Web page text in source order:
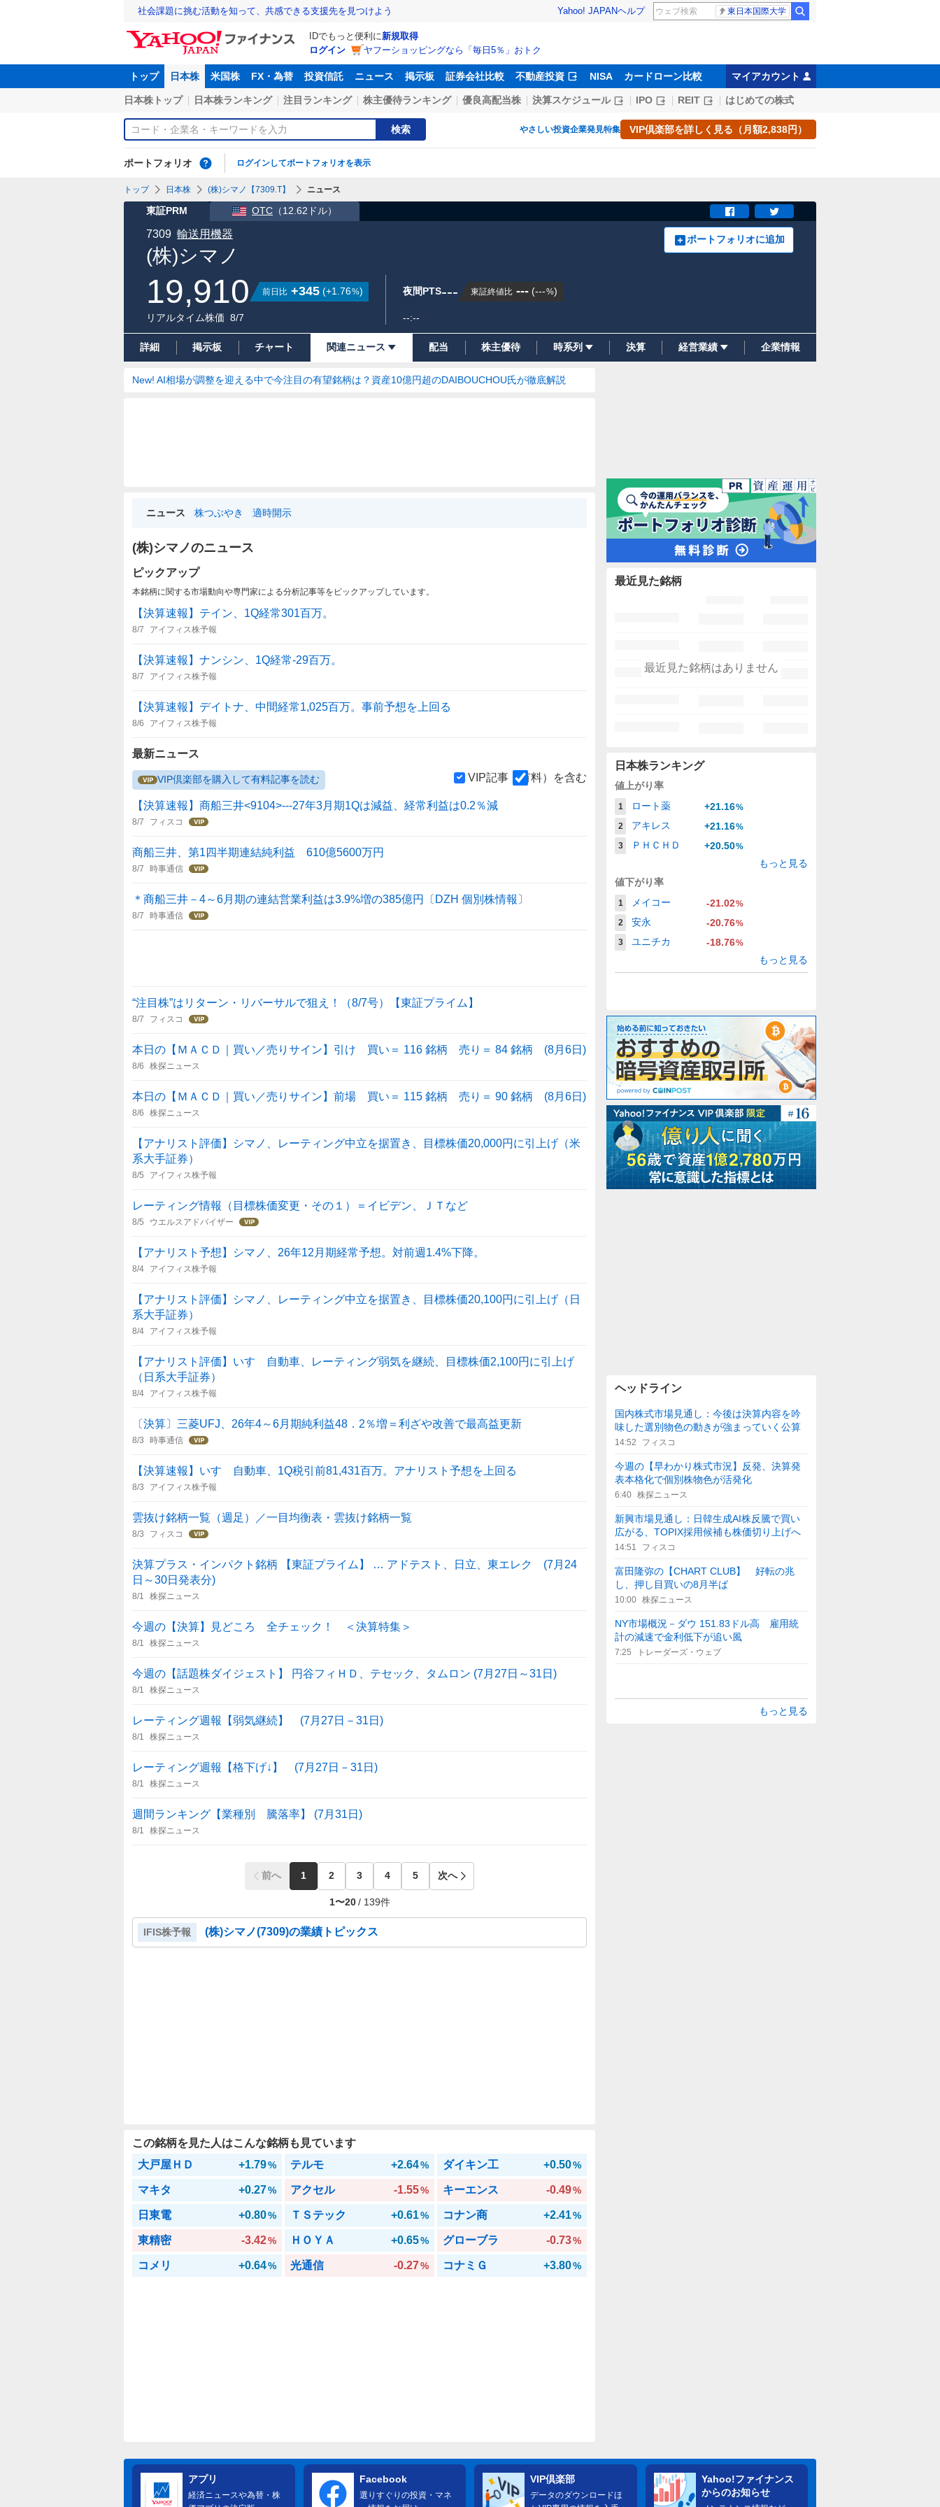
社会課題に挑む活動を知って、共感できる支援先を見つけよう Yahoo! JAPANヘルプ 東日本国際大学
IDでもっと便利に新規取得
ログイン
ヤフーショッピングなら「毎日5％」おトク
トップ 日本株 米国株 FX・為替 投資信託 ニュース 掲示板 証券会社比較 不動産投資 NISA カードローン比較 マイアカウント
日本株トップ 日本株ランキング 注目ランキング 株主優待ランキング 優良高配当株 決算スケジュール IPO REIT はじめての株式
検索 やさしい投資企業発見特集 VIP倶楽部を詳しく見る（月額2,838円）
ポートフォリオ ログインしてポートフォリオを表示
トップ 日本株 (株)シマノ【7309.T】 ニュース
東証PRM OTC （12.62ドル）
(株)シマノ
7309 輸送用機器 ポートフォリオに追加
19,910 前日比 +345 (+1.76%)
リアルタイム株価 8/7
夜間PTS--- 東証終値比 --- (---%)
--:--
詳細 掲示板 チャート 関連ニュース 配当 株主優待 時系列 決算 経営業績 企業情報
New! AI相場が調整を迎える中で今注目の有望銘柄は？資産10億円超のDAIBOUCHOU氏が徹底解説
ニュース 株つぶやき 適時開示
(株)シマノのニュース
ピックアップ
本銘柄に関する市場動向や専門家による分析記事等をピックアップしています。
【決算速報】テイン、1Q経常301百万。
8/7 アイフィス株予報
【決算速報】ナンシン、1Q経常-29百万。
8/7 アイフィス株予報
【決算速報】デイトナ、中間経常1,025百万。事前予想を上回る
8/6 アイフィス株予報
最新ニュース
VIP倶楽部を購入して有料記事を読む VIP記事（有料）を含む
【決算速報】商船三井<9104>---27年3月期1Qは減益、経常利益は0.2％減
8/7 フィスコ
商船三井、第1四半期連結純利益 610億5600万円
8/7 時事通信
＊商船三井－4～6月期の連結営業利益は3.9%増の385億円〔DZH 個別株情報〕
8/7 時事通信
“注目株”はリターン・リバーサルで狙え！（8/7号）【東証プライム】
8/7 フィスコ
本日の【ＭＡＣＤ｜買い／売りサイン】引け 買い＝ 116 銘柄 売り＝ 84 銘柄 (8月6日)
8/6 株探ニュース
本日の【ＭＡＣＤ｜買い／売りサイン】前場 買い＝ 115 銘柄 売り＝ 90 銘柄 (8月6日)
8/6 株探ニュース
【アナリスト評価】シマノ、レーティング中立を据置き、目標株価20,000円に引上げ（米
系大手証券）
8/5 アイフィス株予報
レーティング情報（目標株価変更・その１）＝イビデン、ＪＴなど
8/5 ウエルスアドバイザー
【アナリスト予想】シマノ、26年12月期経常予想。対前週1.4%下降。
8/4 アイフィス株予報
【アナリスト評価】シマノ、レーティング中立を据置き、目標株価20,100円に引上げ（日
系大手証券）
8/4 アイフィス株予報
【アナリスト評価】いすゞ自動車、レーティング弱気を継続、目標株価2,100円に引上げ
（日系大手証券）
8/4 アイフィス株予報
〔決算〕三菱UFJ、26年4～6月期純利益48．2％増＝利ざや改善で最高益更新
8/3 時事通信
【決算速報】いすゞ自動車、1Q税引前81,431百万。アナリスト予想を上回る
8/3 アイフィス株予報
雲抜け銘柄一覧（週足）／一目均衡表・雲抜け銘柄一覧
8/3 フィスコ
決算プラス・インパクト銘柄 【東証プライム】 … アドテスト、日立、東エレク (7月24
日～30日発表分)
8/1 株探ニュース
今週の【決算】見どころ 全チェック！ ＜決算特集＞
8/1 株探ニュース
今週の【話題株ダイジェスト】 円谷フィＨＤ、テセック、タムロン (7月27日～31日)
8/1 株探ニュース
レーティング週報【弱気継続】 (7月27日－31日)
8/1 株探ニュース
レーティング週報【格下げ↓】 (7月27日－31日)
8/1 株探ニュース
週間ランキング【業種別 騰落率】 (7月31日)
8/1 株探ニュース
前へ 1 2 3 4 5 次へ
1〜20 / 139件
IFIS株予報 (株)シマノ(7309)の業績トピックス
この銘柄を見た人はこんな銘柄も見ています
大戸屋ＨＤ
+1.79% テルモ +2.64% ダイキン工 +0.50%
マキタ +0.27% アクセル -1.55% キーエンス -0.49%
日東電 +0.80% ＴＳテック +0.61% コナン商 +2.41%
東精密 -3.42% ＨＯＹＡ +0.65% グローブラ -0.73%
コメリ +0.64% 光通信 -0.27% コナミＧ +3.80%
最近見た銘柄
最近見た銘柄はありません
日本株ランキング
値上がり率
1 ロート薬 +21.16%
2
アキレス +21.16%
3
ＰＨＣＨＤ +20.50%
もっと見る
値下がり率
1 メイコー -21.02%
2
安永 -20.76%
3
ユニチカ -18.76%
もっと見る
ヘッドライン
国内株式市場見通し：今後は決算内容を吟
味した選別物色の動きが強まっていく公算
14:52 フィスコ
今週の【早わかり株式市況】反発、決算発
表本格化で個別株物色が活発化
6:40 株探ニュース
新興市場見通し：日韓生成AI株反騰で買い
広がる、TOPIX採用候補も株価切り上げへ
14:51 フィスコ
富田隆弥の【CHART CLUB】 好転の兆
し、押し目買いの8月半ば
10:00 株探ニュース
NY市場概況－ダウ 151.83ドル高 雇用統
計の減速で金利低下が追い風
7:25 トレーダーズ・ウェブ
もっと見る
アプリ
経済ニュースや為替・株
Facebook
選りすぐりの投資・マネ
VIP倶楽部
データのダウンロードほ
Yahoo!ファイナンス
からのお知らせ